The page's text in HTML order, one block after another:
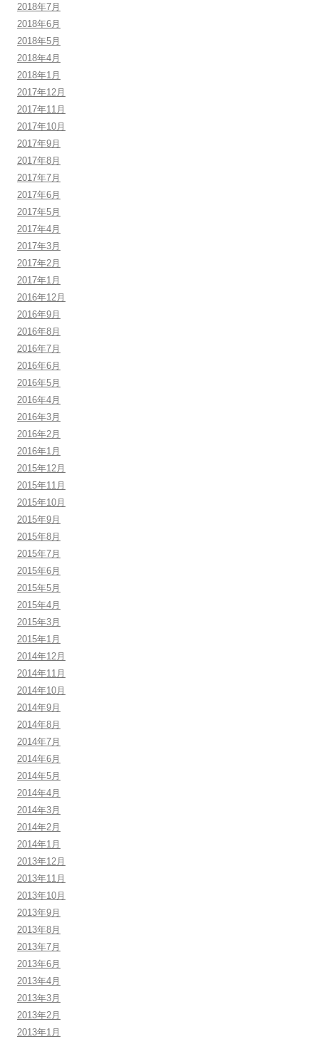
2018年7月
2018年6月
2018年5月
2018年4月
2018年1月
2017年12月
2017年11月
2017年10月
2017年9月
2017年8月
2017年7月
2017年6月
2017年5月
2017年4月
2017年3月
2017年2月
2017年1月
2016年12月
2016年9月
2016年8月
2016年7月
2016年6月
2016年5月
2016年4月
2016年3月
2016年2月
2016年1月
2015年12月
2015年11月
2015年10月
2015年9月
2015年8月
2015年7月
2015年6月
2015年5月
2015年4月
2015年3月
2015年1月
2014年12月
2014年11月
2014年10月
2014年9月
2014年8月
2014年7月
2014年6月
2014年5月
2014年4月
2014年3月
2014年2月
2014年1月
2013年12月
2013年11月
2013年10月
2013年9月
2013年8月
2013年7月
2013年6月
2013年4月
2013年3月
2013年2月
2013年1月